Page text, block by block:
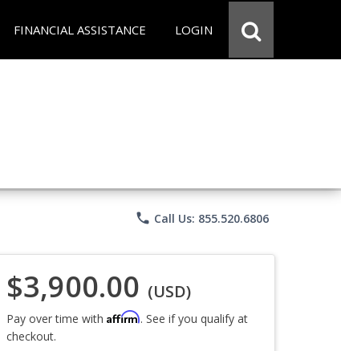
FINANCIAL ASSISTANCE LOGIN
phone Call Us: 855.520.6806
$3,900.00 (USD)
Pay over time with Affirm. See if you qualify at
checkout.